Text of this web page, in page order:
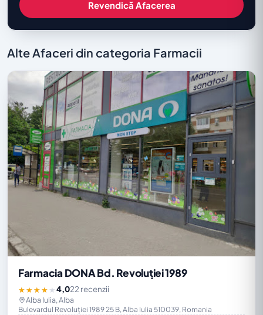
Revendică Afacerea
Alte Afaceri din categoria Farmacii
Farmacia DONA Bd. Revoluției 1989
★★★★★4,022 recenzii
Alba Iulia, Alba
Bulevardul Revoluției 1989 25 B, Alba Iulia 510039, Romania